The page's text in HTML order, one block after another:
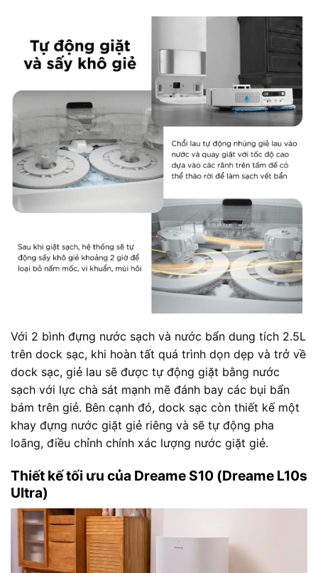
Với 2 bình đựng nước sạch và nước bẩn dung tích 2.5L
trên dock sạc, khi hoàn tất quá trình dọn dẹp và trở về
dock sạc, giẻ lau sẽ được tự động giặt bằng nước
sạch với lực chà sát mạnh mẽ đánh bay các bụi bẩn
bám trên giẻ. Bên cạnh đó, dock sạc còn thiết kế một
khay đựng nước giặt giẻ riêng và sẽ tự động pha
loãng, điều chỉnh chính xác lượng nước giặt giẻ.
Thiết kế tối ưu của Dreame S10 (Dreame L10s
Ultra)